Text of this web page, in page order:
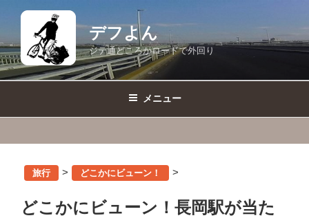
テ
ン
ツ
デフよん
ジテ通どころかロードで外回り
メニュー
旅行 > どこかにビューン！ >
どこかにビューン！長岡駅が当た